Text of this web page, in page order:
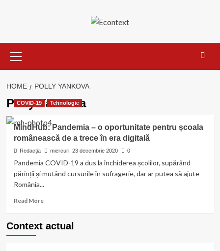
Menu
HOME POLLY YANKOVA
Polly Yankova
COVID-19 Tehnologie
MindHub: Pandemia – o oportunitate pentru școala
românească de a trece în era digitală
Redacția miercuri, 23 decembrie 2020 0
Pandemia COVID-19 a dus la închiderea școlilor, supărând
părinții și mutând cursurile în sufragerie, dar ar putea să ajute
România...
Read MoreRead
MindHub:
Context actual